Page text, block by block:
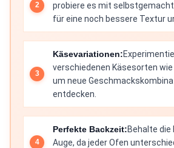
probiere es mit
für eine noch bessere Textur
Käsevariationen:
verschiedenen Käsesorten wie
um neue
entdecken.
Perfekte Backzeit:Behalte die
Auge, da jeder Ofen